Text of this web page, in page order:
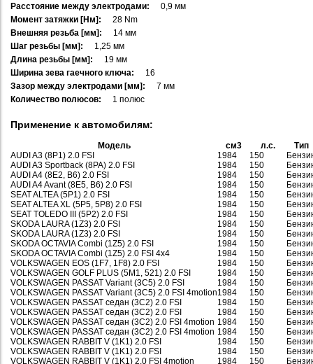
Расстояние между электродами:
0,9 мм
Момент затяжки [Нм]:
28 Nm
Внешняя резьба [мм]:
14 мм
Шаг резьбы [мм]:
1,25 мм
Длина резьбы [мм]:
19 мм
Ширина зева гаечного ключа:
16
Зазор между электродами [мм]:
7 мм
Количество полюсов:
1 полюс
Применение к автомобилям:
Модель см3 л.с.
Тип
AUDI A3 (8P1) 2.0 FSI
1984 150
AUDI A3 Sportback (8PA) 2.0 FSI
1984 150
AUDI A4 (8E2, B6) 2.0 FSI
1984 150
AUDI A4 Avant (8E5, B6) 2.0 FSI
1984 150
SEAT ALTEA (5P1) 2.0 FSI
1984 150
SEAT ALTEA XL (5P5, 5P8) 2.0 FSI
1984 150
SEAT TOLEDO III (5P2) 2.0 FSI
1984 150
SKODA LAURA (1Z3) 2.0 FSI
1984 150
SKODA LAURA (1Z3) 2.0 FSI
1984 150
SKODA OCTAVIA Combi (1Z5) 2.0 FSI
1984 150
SKODA OCTAVIA Combi (1Z5) 2.0 FSI 4x4
1984 150
VOLKSWAGEN EOS (1F7, 1F8) 2.0 FSI
1984 150
VOLKSWAGEN GOLF PLUS (5M1, 521) 2.0 FSI
1984 150
VOLKSWAGEN PASSAT Variant (3C5) 2.0 FSI
1984 150
VOLKSWAGEN PASSAT Variant (3C5) 2.0 FSI 4motion1984 150
VOLKSWAGEN PASSAT седан (3C2) 2.0 FSI
1984 150
VOLKSWAGEN PASSAT седан (3C2) 2.0 FSI
1984 150
VOLKSWAGEN PASSAT седан (3C2) 2.0 FSI 4motion 1984 150
VOLKSWAGEN PASSAT седан (3C2) 2.0 FSI 4motion 1984 150
VOLKSWAGEN RABBIT V (1K1) 2.0 FSI
1984 150
VOLKSWAGEN RABBIT V (1K1) 2.0 FSI
1984 150
VOLKSWAGEN RABBIT V (1K1) 2.0 FSI 4motion
1984 150